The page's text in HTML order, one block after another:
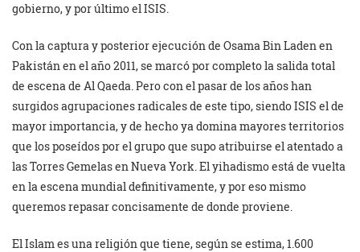
gobierno, y por último el ISIS.
Con la captura y posterior ejecución de Osama Bin Laden en
Pakistán en el año 2011, se marcó por completo la salida total
de escena de Al Qaeda. Pero con el pasar de los años han
surgidos agrupaciones radicales de este tipo, siendo ISIS el de
mayor importancia, y de hecho ya domina mayores territorios
que los poseídos por el grupo que supo atribuirse el atentado a
las Torres Gemelas en Nueva York. El yihadismo está de vuelta
en la escena mundial definitivamente, y por eso mismo
queremos repasar concisamente de donde proviene.
El Islam es una religión que tiene, según se estima, 1.600